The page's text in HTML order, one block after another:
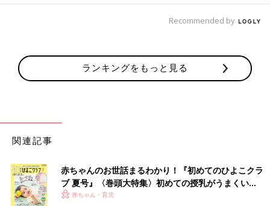
Recommended by
ランキングをもっと見る
関連記事
赤ちゃんのお世話まるわかり！『初めてのひよこクラ
ブ 夏号』〈巻頭大特集〉初めての授乳がうまくい
く！ おっぱい・ミルクの基本と夏のトラブル 解決テ
赤ちゃん・育児